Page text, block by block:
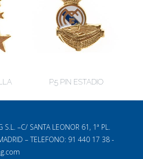
P.5 PIN ESTADIO
S.L. –C/ SANTA LEONOR 61, 1ª PL.
– TELEFONO: 91 440 17 38 -